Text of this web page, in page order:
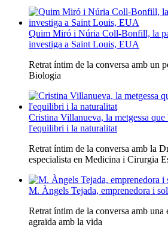
Quim Miró i Núria Coll-Bonfill, la
investiga a Saint Louis, EUA
Retrat íntim de la conversa amb un
Biologia
Cristina Villanueva, la metgessa que
l'equilibri i la naturalitat
Retrat íntim de la conversa amb la
especialista en Medicina i Cirurgia
M. Àngels Tejada, emprenedora i
Retrat íntim de la conversa amb una
agraïda amb la vida